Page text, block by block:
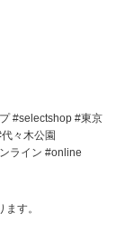
#selectshop #東京
々木公園
ライン #online
す。